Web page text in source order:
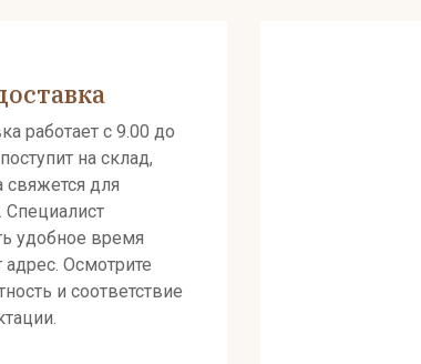
работает с 9.00 до
на склад,
свяжется для
Специалист
удобное время
адрес. Осмотрите
и соответствие